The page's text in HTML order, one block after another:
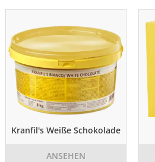
Kranfil's Weiße Schokolade
ANSEHEN